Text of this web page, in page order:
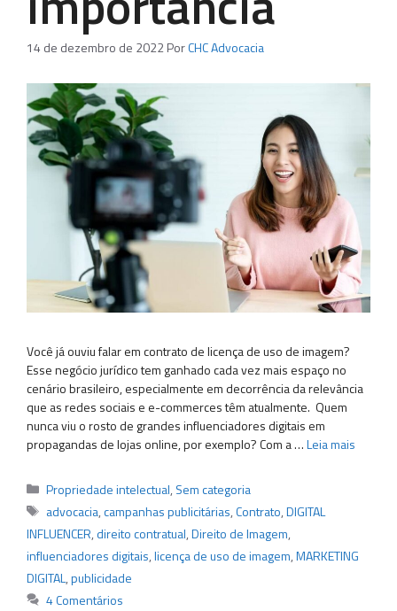
14 de dezembro de 2022PorCHC Advocacia
Você já ouviu falar em contrato de licença de uso de imagem?
Esse negócio jurídico tem ganhado cada vez mais espaço no
cenário brasileiro, especialmente em decorrência da relevância
que as redes sociais e e-commerces têm atualmente. Quem
nunca viu o rosto de grandes influenciadores digitais em
propagandas de lojas online, por exemplo? Com a …Leia mais
Categorias
Propriedade intelectual, Sem categoria
Tags
advocacia,campanhas publicitárias,Contrato,DIGITAL
INFLUENCER,direito contratual,Direito de Imagem,
influenciadores digitais,licença de uso de imagem,MARKETING
DIGITAL,publicidade
4 Comentários